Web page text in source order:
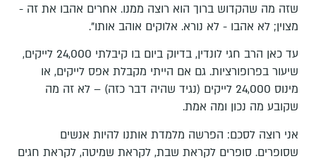
שזה מה שהקדוש ברוך הוא רוצה ממנו. אחרים אהבו את זה -
מצוין; לא אהבו - לא נורא. אלוקים אוהב אותו".
עד כאן הרב חגי לונדין, בדיוק ביום בו קיבלתי 24,000 לייקים,
שיעור בפרופורציות. גם אם הייתי מקבלת אפס לייקים, או
מינוס 24,000 לייקים (נגיד שהיה דבר כזה) – לא זה מה
שקובע מה נכון ומה אמת.
אני רוצה לסכם: הפרשה מלמדת אותנו להיות אנשים
שסופרים. סופרים לקראת שבת, לקראת שמיטה, לקראת חגים